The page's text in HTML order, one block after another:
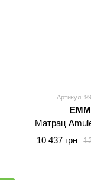
Артикул:
EMM
Матрац
10 437 грн